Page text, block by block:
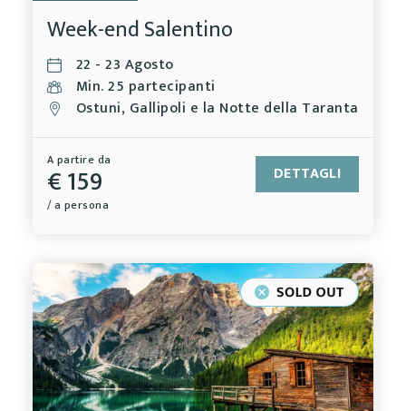
Week-end Salentino
22 - 23 Agosto
Min. 25 partecipanti
Ostuni, Gallipoli e la Notte della Taranta
A partire da
€ 159
/ a persona
DETTAGLI